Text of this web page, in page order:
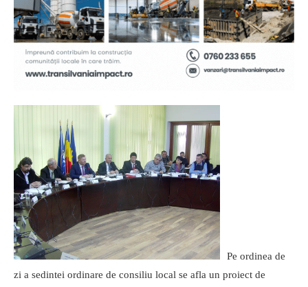
Pe ordinea de
zi a sedintei ordinare de consiliu local se afla un proiect de